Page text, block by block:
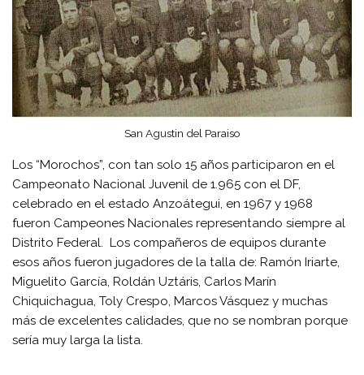
San Agustin del Paraiso
Los “Morochos”, con tan solo 15 años participaron en el
Campeonato Nacional Juvenil de 1.965 con el DF,
celebrado en el estado Anzoátegui, en 1967 y 1968
fueron Campeones Nacionales representando siempre al
Distrito Federal. Los compañeros de equipos durante
esos años fueron jugadores de la talla de: Ramón Iriarte,
Miguelito García, Roldán Uztáris, Carlos Marín
Chiquichagua, Toly Crespo, Marcos Vásquez y muchas
más de excelentes calidades, que no se nombran porque
sería muy larga la lista.